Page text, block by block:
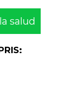
salud